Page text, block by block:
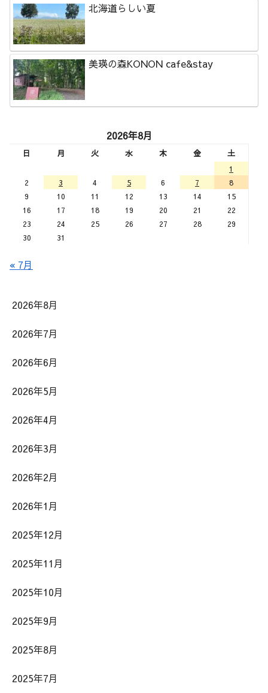
北海道らしい夏
美瑛の森KONON cafe&stay
2026年8月
日 月 火 水 木 金
土
1
2
3 4 5 6 7
8
9
10 11 12 13 14
15
16
17 18 19 20 21
22
23
24 25 26 27 28
29
30
31
« 7月
2026年8月
2026年7月
2026年6月
2026年5月
2026年4月
2026年3月
2026年2月
2026年1月
2025年12月
2025年11月
2025年10月
2025年9月
2025年8月
2025年7月